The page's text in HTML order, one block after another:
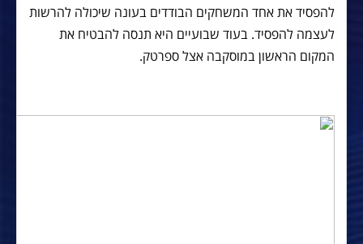
להפסיד את אחד המשחקים הבודדים בעונה שיכולה להרשות
לעצמה להפסיד. בעוד שבועיים היא תנסה להבטיח את
המקום הראשון במוסקבה אצל ספרטק.